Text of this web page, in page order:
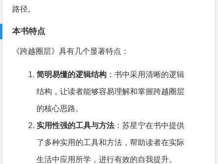
路径。
本书特点
《跨越圈层》具有几个显著特点：
简明易懂的逻辑结构 ：书中采用清晰的逻辑
结构，让读者能够容易理解和掌握跨越圈层
的核心思路。
实用性强的工具与方法：苏星宁在书中提供
了多种实用的工具和方法，帮助读者在实际
生活中应用所学，进行有效的自我提升。